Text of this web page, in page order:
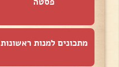
מתכונים למנות ראשונות